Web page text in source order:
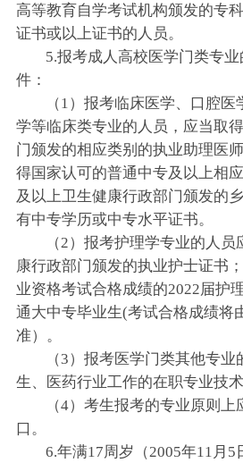
高等教育自学考试机构颁发的专
证书或以上证书的人员。
5.报考成人高校医学门类专
件：
（1）报考临床医学、口腔
学等临床类专业的人员，应当取
门颁发的相应类别的执业助理医
得国家认可的普通中专及以上相
及以上卫生健康行政部门颁发的
有中专学历或中专水平证书。
（2）报考护理学专业的人
康行政部门颁发的执业护士证书
业资格考试合格成绩的2022届护
通大中专毕业生(考试合格成绩将
准）。
（3）报考医学门类其他专
生、医药行业工作的在职专业技术
（4）考生报考的专业原则
口。
6.年满17周岁（2005年11月5